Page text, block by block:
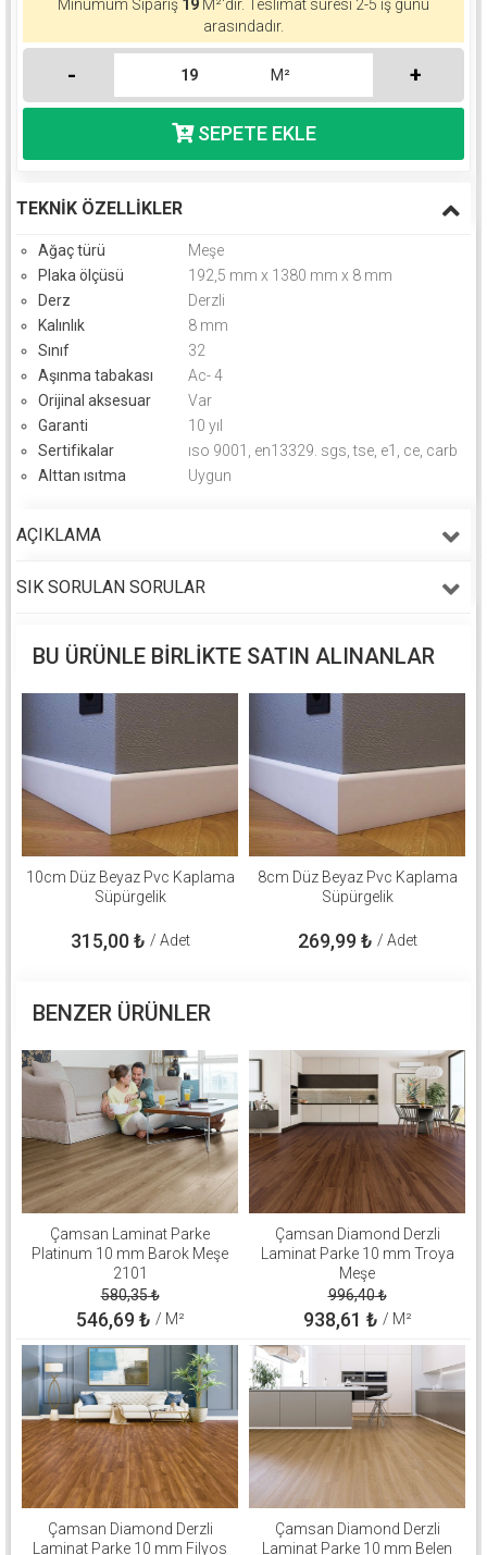
Minumum Sipariş 19 M²'dir. Teslimat süresi 2-5 iş günü
arasındadır.
- M² +
TEKNIK ÖZELLIKLER
Ağaç türü
Meşe
Plaka ölçüsü
192,5 mm x 1380 mm x 8 mm
Derz
Derzli
Kalınlık
8 mm
Sınıf
32
Aşınma tabakası
Ac- 4
Orijinal aksesuar
Var
Garanti
10 yıl
Sertifikalar
ıso 9001, en13329. sgs, tse, e1, ce, carb
Alttan ısıtma
Uygun
AÇIKLAMA
SIK SORULAN SORULAR
BU ÜRÜNLE BIRLIKTE SATIN ALINANLAR
10cm Düz Beyaz Pvc Kaplama
Süpürgelik
315,00₺ / Adet
8cm Düz Beyaz Pvc Kaplama
Süpürgelik
269,99₺ / Adet
BENZER ÜRÜNLER
Çamsan Laminat Parke
Platinum 10 mm Barok Meşe
2101
580,35₺
546,69₺ / M²
Çamsan Diamond Derzli
Laminat Parke 10 mm Troya
Meşe
996,40₺
938,61 ₺ / M²
Çamsan Diamond Derzli
Laminat Parke 10 mm Filyos
Çamsan Diamond Derzli
Laminat Parke 10 mm Belen